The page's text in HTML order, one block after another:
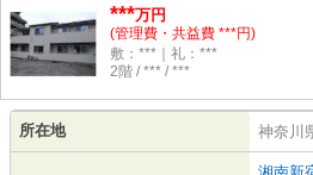
***万円
(管理費・共益費 ***円)
敷：***｜礼：***
2階 / *** / ***
所在地 神奈川